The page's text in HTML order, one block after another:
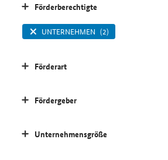
Förderberechtigte
UNTERNEHMEN (2)
Förderart
Fördergeber
Unternehmensgröße